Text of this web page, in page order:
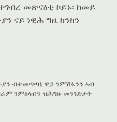
መጽናዕቲ ኮይኑ፡ ከመይ
ናይ ነዊሕ ግዜ ክንክን
ብተመጣጣኒ ዋጋ ንምሽፋንን ኣብ
ንምዕላብን ዝሕግዙ መንገድታት